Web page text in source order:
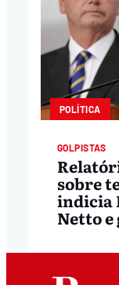
POLÍTICA
GOLPISTAS
sobre
indicia
Netto